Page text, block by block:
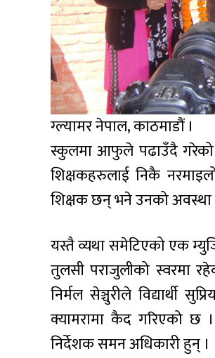
ग्ल्यामर नेपाल, काठमाडौं ।
स्कुलमा आफुले पढाउँदै गरेको
शिक्षकहरुलाई निकै
शिक्षक छन् भने उनको अवस्था
यस्तै व्यथा समेटिएको एक
तुलसी पराजुलीको स्वरमा
निर्मल सेञ्चुरीले विद्यार्थी
क्यामरामा कैद गरिएको छ
निर्देशक समन अधिकारी हुन् ।